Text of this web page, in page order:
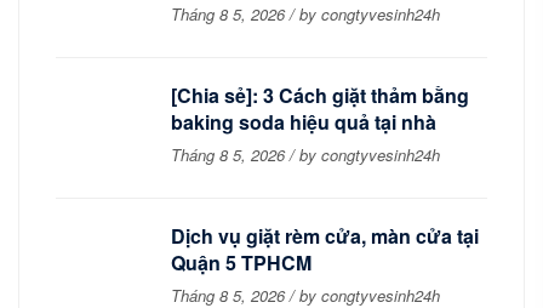
Tháng 8 5, 2026 / by congtyvesinh24h
[Chia sẻ]: 3 Cách giặt thảm bằng
baking soda hiệu quả tại nhà
Tháng 8 5, 2026 / by congtyvesinh24h
Dịch vụ giặt rèm cửa, màn cửa tại
Quận 5 TPHCM
Tháng 8 5, 2026 / by congtyvesinh24h